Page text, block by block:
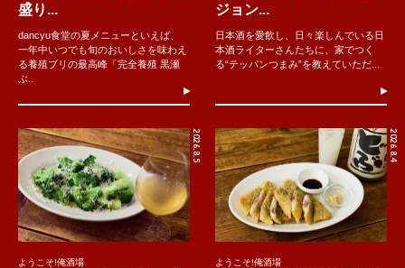
盛り...
dancyu食堂の夏メニューといえば、
一年中いつでも旬のおいしさを味わえ
る養殖ブリの最高峰「完全養殖 黒瀬
ぶ..
ジョン...
日本酒を愛飲し、日々楽しんでいる日
本酒ライターさんたちに、家でつく
る“テッパンつまみ”を教えていただ...
2026.8.5
ようこそ!俺酒場
2026.8.4
ようこそ!俺酒場